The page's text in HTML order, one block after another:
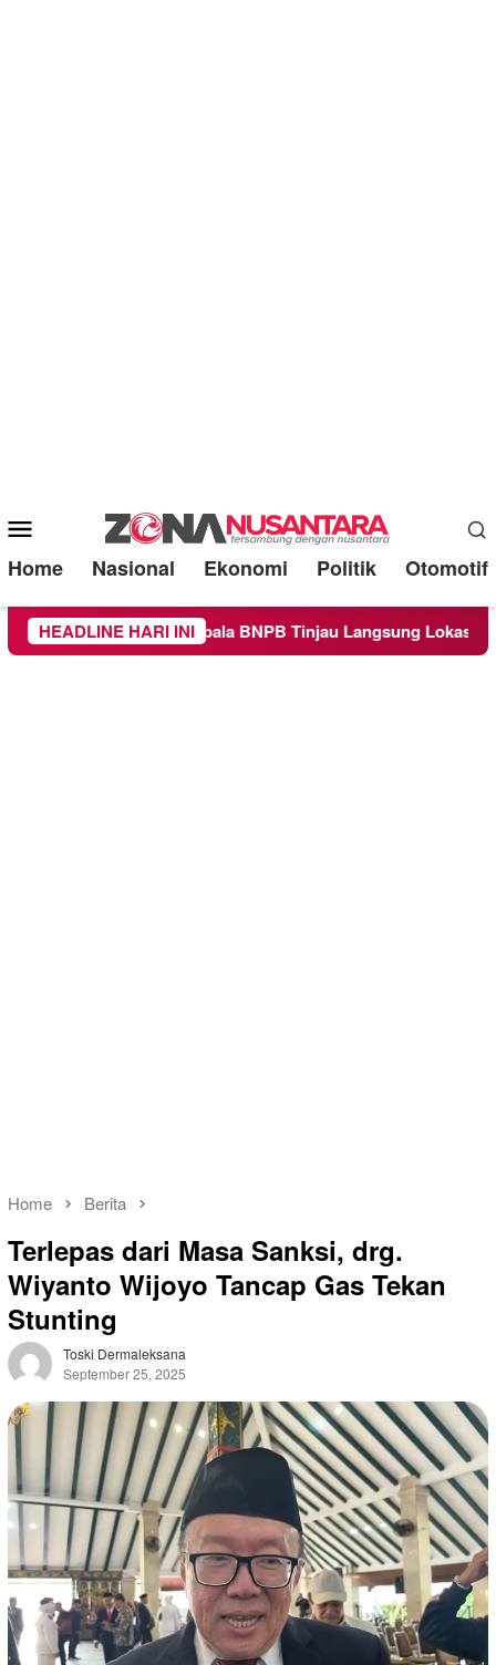
Mobile
Menu
Home Nasional Ekonomi Politik Otomotif
HEADLINE HARI INI
Kepala BNPB Tinjau Langsung Lokasi Proyek
Home Berita
Terlepas dari Masa Sanksi, drg.
Wiyanto Wijoyo Tancap Gas Tekan
Stunting
Toski Dermaleksana
September 25, 2025